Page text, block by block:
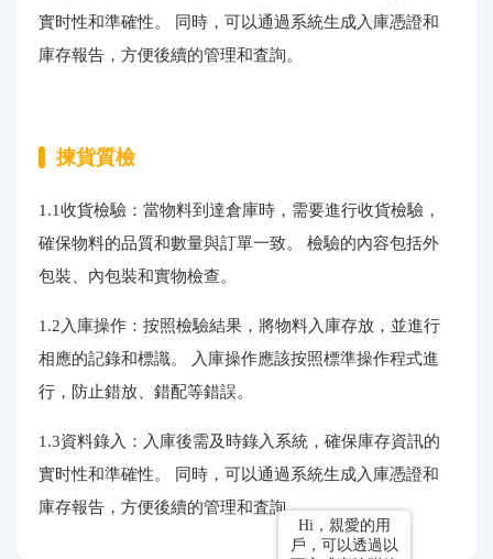
實时性和準確性。 同時，可以通過系統生成入庫憑證和
庫存報告，方便後續的管理和査詢。
揀貨質檢
1.1收貨檢驗：當物料到達倉庫時，需要進行收貨檢驗，
確保物料的品質和數量與訂單一致。 檢驗的內容包括外
包裝、內包裝和實物檢查。
1.2入庫操作：按照檢驗結果，將物料入庫存放，並進行
相應的記錄和標識。 入庫操作應該按照標準操作程式進
行，防止錯放、錯配等錯誤。
1.3資料錄入：入庫後需及時錄入系統，確保庫存資訊的
實时性和準確性。 同時，可以通過系統生成入庫憑證和
庫存報告，方便後續的管理和査詢。
Hi，親愛的用
戶，可以透過以